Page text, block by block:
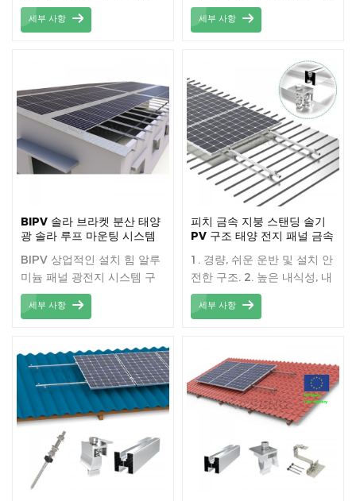
독점적인 설계로 동일한 영역
에 더 많은 태양광 패널을 설
세부 사항
계된 지붕 미니 레일을 활용
하여 많은 비용을 절감할 수
세부 사항
BIPV 솔라 브라켓 분산 태양
광 솔라 루프 마운팅 시스템
BIPV 상업적인 설치 힘 알루
미늄 패널 광전지 시스템 구
조
세부 사항
피치 금속 지붕 스탠딩 솔기
PV 구조 태양 전지 패널 금속
1. 경량, 쉬운 운반 및 설치 안
전한 구조. 2. 높은 내식성, 내
염성. 3. 다양한 고객의 요구
사항을 충족시키는 많은 솔루
세부 사항